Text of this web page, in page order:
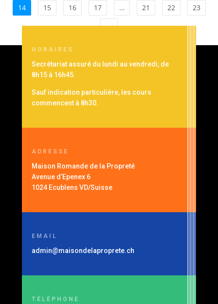
14
15 16 17 … 21 22
23
→
HORAIRES
Secrétariat assuré du lundi au vendredi, de
8h15 à 16h45.
Sauf indication particulière, les cours
commencent à 8h30.
ADRESSE
Maison Romande de la Propreté
Avenue d’Epenex 6
1024 Ecublens VD/Suisse
EMAIL
admin@maisondelaproprete.ch
TÉLÉPHONE